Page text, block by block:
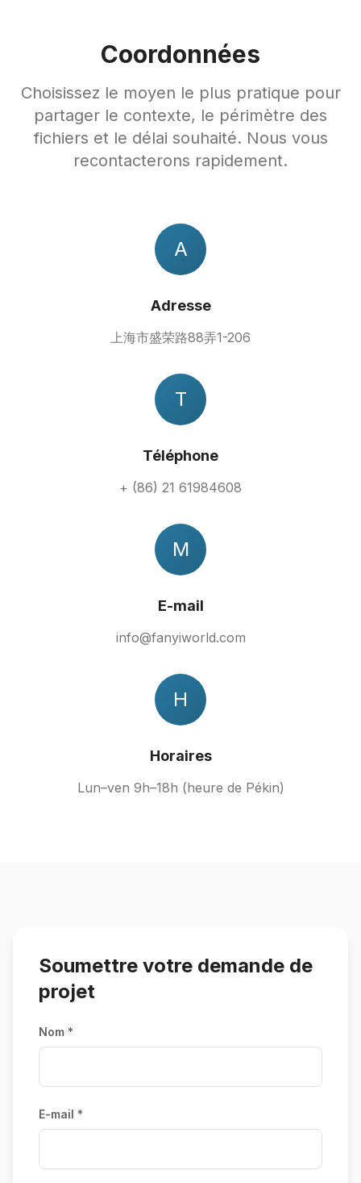
Coordonnées
Choisissez le moyen le plus pratique pour
partager le contexte, le périmètre des
fichiers et le délai souhaité. Nous vous
recontacterons rapidement.
A
Adresse
上海市盛荣路88弄1-206
T
Téléphone
+ (86) 21 61984608
M
E-mail
info@fanyiworld.com
H
Horaires
Lun–ven 9h–18h (heure de Pékin)
Soumettre votre demande de
projet
Nom *
E-mail *